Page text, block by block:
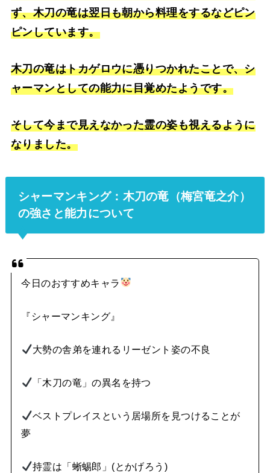
ず、木刀の竜は翌日も朝から料理をするなどピン
ピンしています。
木刀の竜はトカゲロウに憑りつかれたことで、シ
ャーマンとしての能力に目覚めたようです。
そして今まで見えなかった霊の姿も視えるように
なりました。
シャーマンキング：木刀の竜（梅宮竜之介）
の強さと能力について
今日のおすすめキャラ
『シャーマンキング』
大勢の舎弟を連れるリーゼント姿の不良
「木刀の竜」の異名を持つ
ベストプレイスという居場所を見つけることが
夢
持霊は「蜥蜴郎」(とかげろう)